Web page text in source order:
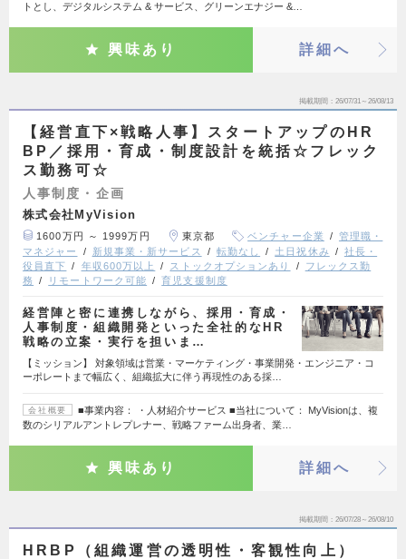
トとし、デジタルシステム & サービス、グリーンエナジー &…
興味あり 詳細へ
掲載期間 26/07/31～26/08/13
【経営直下×戦略人事】スタートアップのHR
BP／採用・育成・制度設計を統括☆フレック
ス勤務可☆
人事制度・企画
株式会社MyVision
1600万円 ～ 1999万円 東京都 ベンチャー企業
管理職・
マネジャー
新規事業・新サービス 転勤なし 土日祝休み
社長・
役員直下
年収600万以上 ストックオプションあり
フレックス勤
務
リモートワーク可能 育児支援制度
経営陣と密に連携しながら、採用・育成・
人事制度・組織開発といった全社的なHR
戦略の立案・実行を担いま…
【ミッション】 対象領域は営業・マーケティング・事業開発・エンジニア・コ
ーポレートまで幅広く、組織拡大に伴う再現性のある採…
会社概要
■事業内容： ・人材紹介サービス ■当社について： MyVisionは、複
数のシリアルアントレプレナー、戦略ファーム出身者、業…
興味あり 詳細へ
掲載期間 26/07/28～26/08/10
HRBP（組織運営の透明性・客観性向上）